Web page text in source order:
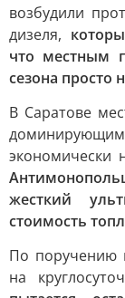
возбудили
дизеля,
что местным
сезона просто
В Саратове
экономически
жесткий
стоимость
По поручению
на